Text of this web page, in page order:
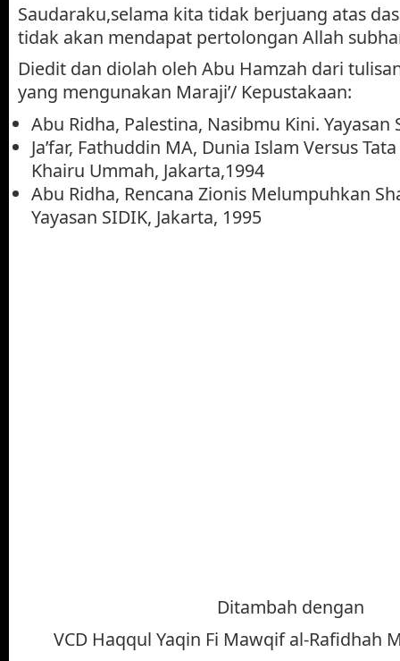
Saudaraku,selama kita tidak berjuang atas
tidak akan mendapat pertolongan Allah
Diedit dan diolah oleh Abu Hamzah dari
yang mengunakan Maraji’/ Kepustakaan:
Abu Ridha, Palestina, Nasibmu Kini. Yayasan
Ja’far, Fathuddin MA, Dunia Islam Versus
Khairu Ummah, Jakarta,1994
Abu Ridha, Rencana Zionis Melumpuhkan
Yayasan SIDIK, Jakarta, 1995
Ditambah dengan
VCD Haqqul Yaqin Fi Mawqif al-Rafidhah